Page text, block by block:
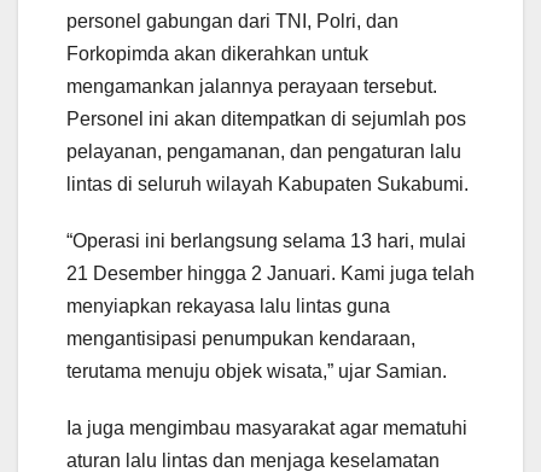
personel gabungan dari TNI, Polri, dan
Forkopimda akan dikerahkan untuk
mengamankan jalannya perayaan tersebut.
Personel ini akan ditempatkan di sejumlah pos
pelayanan, pengamanan, dan pengaturan lalu
lintas di seluruh wilayah Kabupaten Sukabumi.
“Operasi ini berlangsung selama 13 hari, mulai
21 Desember hingga 2 Januari. Kami juga telah
menyiapkan rekayasa lalu lintas guna
mengantisipasi penumpukan kendaraan,
terutama menuju objek wisata,” ujar Samian.
Ia juga mengimbau masyarakat agar mematuhi
aturan lalu lintas dan menjaga keselamatan